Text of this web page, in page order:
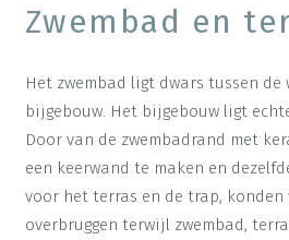
Zwembad en
Het zwembad ligt dwars tussen de
bijgebouw. Het bijgebouw ligt
Door van de zwembadrand met
een keerwand te maken en
voor het terras en de trap,
overbruggen terwijl zwembad,